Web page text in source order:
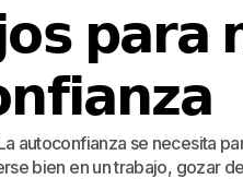
𝗽𝗮𝗿𝗮
autoconfianza se necesita
bien en un trabajo, gozar